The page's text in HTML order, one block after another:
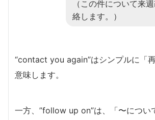
（この件について来
絡します。）
“contact you again”はシンプルに「
意味します。
一方、”follow up on”は、「〜につい